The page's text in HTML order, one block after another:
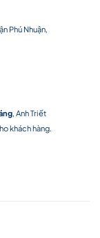
Phú Nhuận,
, Anh Triết
khách hàng.